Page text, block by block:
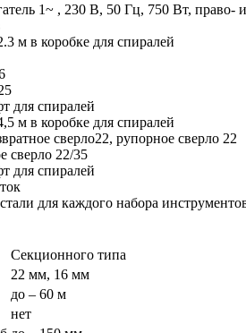
1~ , 230 В, 50 Гц, 750 Вт, право-
м в коробке для спиралей
для спиралей
м в коробке для спиралей
сверло22, рупорное сверло 22
сверло 22/35
для спиралей
для каждого набора
Секционного типа
22 мм, 16 мм
до – 60 м
нет